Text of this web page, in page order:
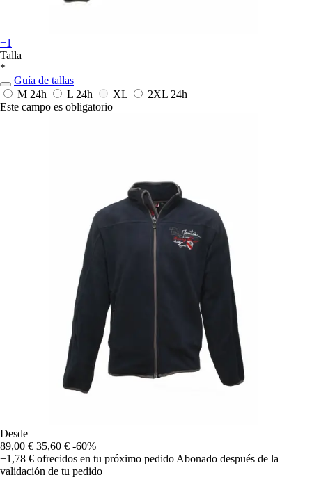
+1
Talla
*
Guía de tallas
M 24h L 24h XL 2XL 24h
Este campo es obligatorio
Desde
89,00 € 35,60 € -60%
+1,78 € ofrecidos en tu próximo pedido Abonado después de la
validación de tu pedido